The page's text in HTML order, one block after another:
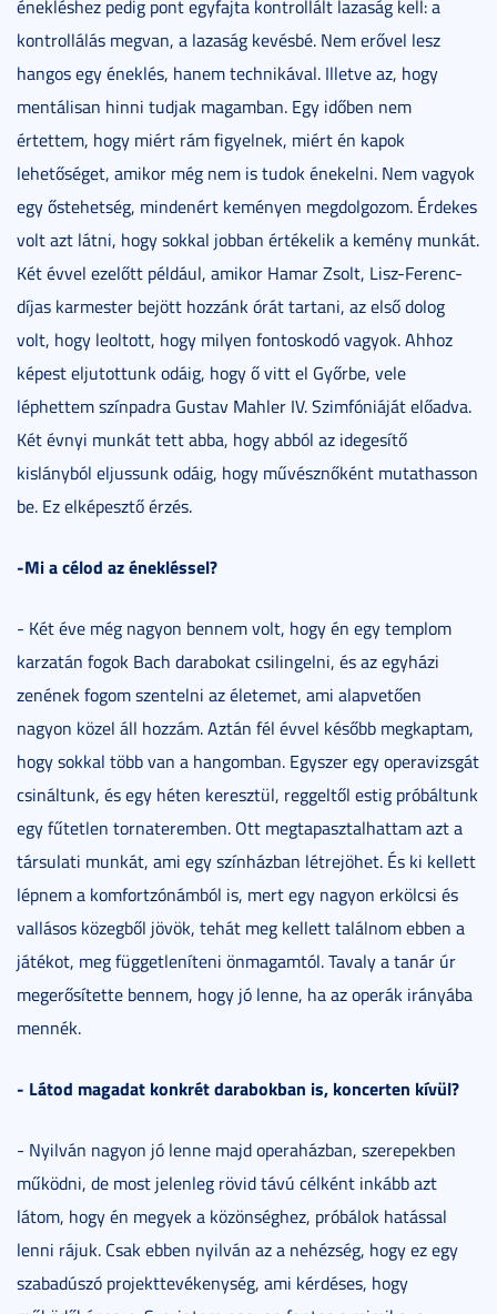
énekléshez pedig pont egyfajta kontrollált lazaság kell: a
kontrollálás megvan, a lazaság kevésbé. Nem erővel lesz
hangos egy éneklés, hanem technikával. Illetve az, hogy
mentálisan hinni tudjak magamban. Egy időben nem
értettem, hogy miért rám figyelnek, miért én kapok
lehetőséget, amikor még nem is tudok énekelni. Nem vagyok
egy őstehetség, mindenért keményen megdolgozom. Érdekes
volt azt látni, hogy sokkal jobban értékelik a kemény munkát.
Két évvel ezelőtt például, amikor Hamar Zsolt, Lisz-Ferenc-
díjas karmester bejött hozzánk órát tartani, az első dolog
volt, hogy leoltott, hogy milyen fontoskodó vagyok. Ahhoz
képest eljutottunk odáig, hogy ő vitt el Győrbe, vele
léphettem színpadra Gustav Mahler IV. Szimfóniáját előadva.
Két évnyi munkát tett abba, hogy abból az idegesítő
kislányból eljussunk odáig, hogy művésznőként mutathasson
be. Ez elképesztő érzés.
-Mi a célod az énekléssel?
- Két éve még nagyon bennem volt, hogy én egy templom
karzatán fogok Bach darabokat csilingelni, és az egyházi
zenének fogom szentelni az életemet, ami alapvetően
nagyon közel áll hozzám. Aztán fél évvel később megkaptam,
hogy sokkal több van a hangomban. Egyszer egy operavizsgát
csináltunk, és egy héten keresztül, reggeltől estig próbáltunk
egy fűtetlen tornateremben. Ott megtapasztalhattam azt a
társulati munkát, ami egy színházban létrejöhet. És ki kellett
lépnem a komfortzónámból is, mert egy nagyon erkölcsi és
vallásos közegből jövök, tehát meg kellett találnom ebben a
játékot, meg függetleníteni önmagamtól. Tavaly a tanár úr
megerősítette bennem, hogy jó lenne, ha az operák irányába
mennék.
- Látod magadat konkrét darabokban is, koncerten kívül?
- Nyilván nagyon jó lenne majd operaházban, szerepekben
működni, de most jelenleg rövid távú célként inkább azt
látom, hogy én megyek a közönséghez, próbálok hatással
lenni rájuk. Csak ebben nyilván az a nehézség, hogy ez egy
szabadúszó projekttevékenység, ami kérdéses, hogy